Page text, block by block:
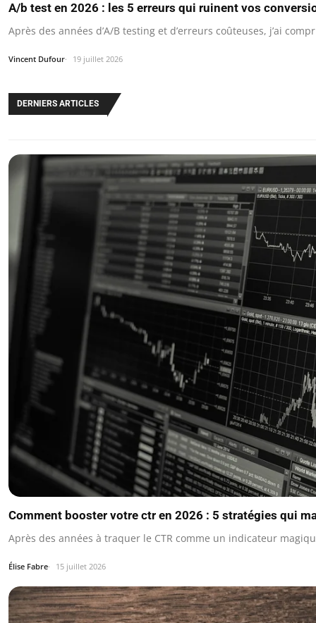
A/b test en 2026 : les 5 erreurs qui ruinent vos
Après des années d’A/B testing et d’erreurs coûteuses, j’ai
Vincent Dufour 19 juillet 2026
DERNIERS ARTICLES
Comment booster votre ctr en 2026 : 5 stratégies qui
Après des années à traquer le CTR comme un indicateur
Élise Fabre 15 juillet 2026